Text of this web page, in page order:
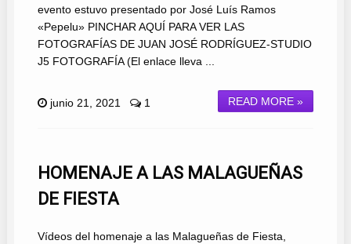
evento estuvo presentado por José Luís Ramos
«Pepelu» PINCHAR AQUÍ PARA VER LAS
FOTOGRAFÍAS DE JUAN JOSÉ RODRÍGUEZ-STUDIO
J5 FOTOGRAFÍA (El enlace lleva ...
READ MORE »
junio 21, 2021 1
HOMENAJE A LAS MALAGUEÑAS
DE FIESTA
Vídeos del homenaje a las Malagueñas de Fiesta,